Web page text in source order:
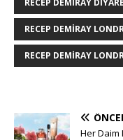
RECEP DEMIRAY
RECEP DEMIRAY
Her Daim